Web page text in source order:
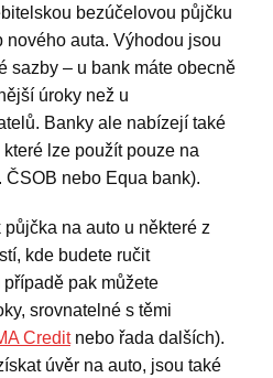
bezúčelovou půjčku
nového auta. Výhodou jsou
sazby – u bank máte obecně
úroky než u
Banky ale nabízejí také
lze použít pouze na
nebo Equa bank).
na auto u některé z
kde budete ručit
pak můžete
srovnatelné s těmi
Creditnebo řada dalších).
úvěr na auto, jsou také